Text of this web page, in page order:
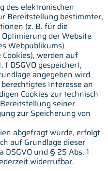
des elektronischen
Bereitstellung bestimmter,
(z. B. für die
der Website
Webpublikums)
werden auf
f DSGVO gespeichert,
angegeben wird.
Interesse an
Cookies zur technisch
seiner
zur Speicherung von
abgefragt wurde, erfolgt
auf Grundlage dieser
und § 25 Abs. 1
widerrufbar.